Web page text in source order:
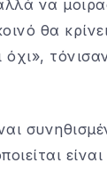
να
θα